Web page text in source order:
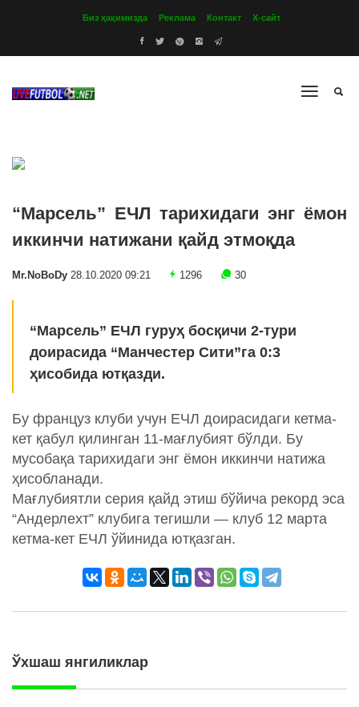
Биз ҳақимизда Реклама Контакт Х-сайт
“Марсель” ЕЧЛ тарихидаги энг ёмон
иккинчи натижани қайд этмоқда
Mr.NoBoDy 28.10.2020 09:21 1296 30
“Марсель” ЕЧЛ гуруҳ босқичи 2-тури
доирасида “Манчестер Сити”га 0:3
ҳисобида ютқазди.
Бу француз клуби учун ЕЧЛ доирасидаги кетма-
кет қабул қилинган 11-мағлубият бўлди. Бу
мусобақа тарихидаги энг ёмон иккинчи натижа
ҳисобланади.
Мағлубиятли cерия қайд этиш бўйича рекорд эса
“Андерлехт” клубига тегишли — клуб 12 марта
кетма-кет ЕЧЛ ўйинида ютқазган.
Ўхшаш янгиликлар